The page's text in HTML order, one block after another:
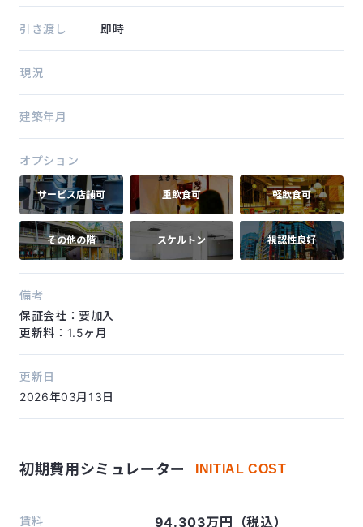
引き渡し 即時
現況
建築年月
オプション
サービス店舗可 重飲食可 軽飲食可
その他の階 スケルトン 視認性良好
備考
保証会社：要加入
更新料：1.5ヶ月
更新日
2026年03月13日
初期費用シミュレーター INITIAL COST
賃料 94.303万円（税込）